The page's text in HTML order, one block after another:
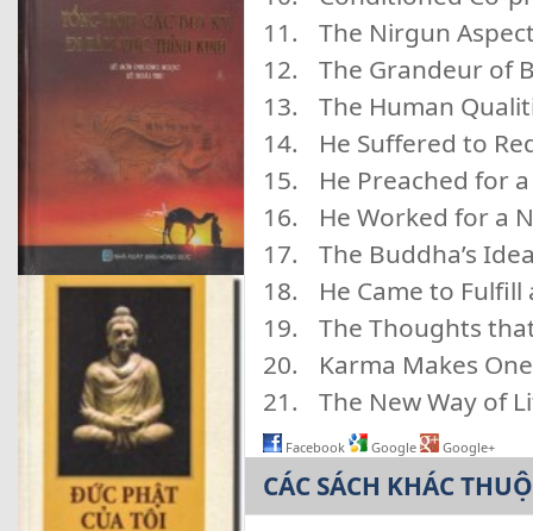
The Nirgun
The Grandeur of
The Human
He Suffered to
He Preached for
He Worked for a
The Buddha’s
He Came to
The Thoughts
Karma Makes
The New Way of
Facebook Google Google+
CÁC SÁCH KHÁC